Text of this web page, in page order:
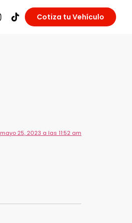
Cotiza tu Vehículo
mayo 25, 2023 a las 11:52 am